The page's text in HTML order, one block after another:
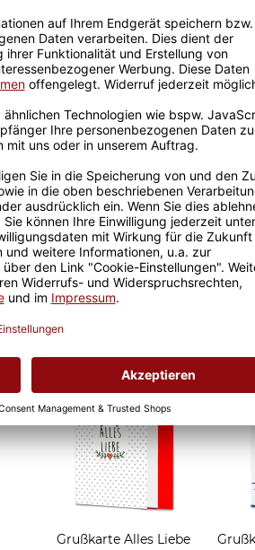
Passende Verpackungen
Geschenkverpackung 1
Tasse mit Fenster
2,50 €
für
Grußkarten zum Verschenken
Grußkarte Alles Liebe